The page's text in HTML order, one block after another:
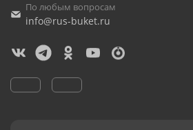
По любым вопросам
info@rus-buket.ru